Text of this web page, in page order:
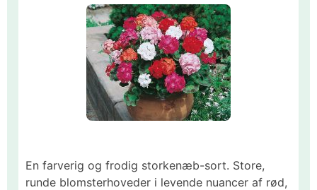
En farverig og frodig storkenæb-sort. Store,
runde blomsterhoveder i levende nuancer af rød,